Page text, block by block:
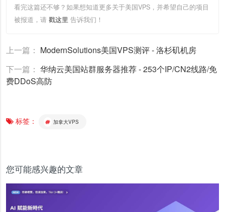
看完这篇还不够？如果想知道更多关于美国VPS，并希望自己的项目
被报道，请 戳这里 告诉我们！
上一篇： ModernSolutions美国VPS测评 - 洛杉矶机房
下一篇： 华纳云美国站群服务器推荐 - 253个IP/CN2线路/免
费DDoS高防
标签： 加拿大VPS
您可能感兴趣的文章